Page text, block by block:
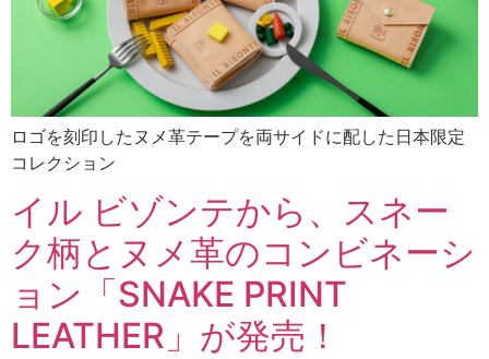
ロゴを刻印したヌメ革テープを両サイドに配した日本限定
コレクション
イル ビゾンテから、スネー
ク柄とヌメ革のコンビネーシ
ョン「SNAKE PRINT
LEATHER」が発売！